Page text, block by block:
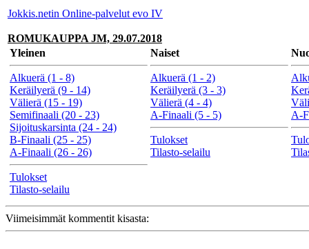
Jokkis.netin Online-palvelut evo IV
ROMUKAUPPA JM, 29.07.2018
Yleinen
Alkuerä (1 - 8)
Keräilyerä (9 - 14)
Välierä (15 - 19)
Semifinaali (20 - 23)
Sijoituskarsinta (24 - 24)
B-Finaali (25 - 25)
A-Finaali (26 - 26)
Tulokset
Tilasto-selailu
Naiset
Alkuerä (1 - 2)
Keräilyerä (3 - 3)
Välierä (4 - 4)
A-Finaali (5 - 5)
Tulokset
Tilasto-selailu
A-
Viimeisimmät kommentit kisasta: